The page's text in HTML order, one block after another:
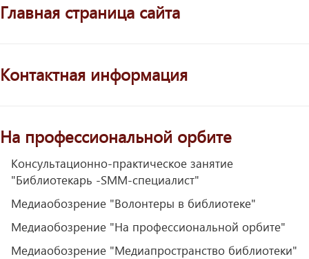
Главная страница сайта
Контактная информация
На профессиональной орбите
Консультационно-практическое занятие
"Библиотекарь -SMM-специалист"
Медиаобозрение "Волонтеры в библиотеке"
Медиаобозрение "На профессиональной орбите"
Медиаобозрение "Медиапространство библиотеки"